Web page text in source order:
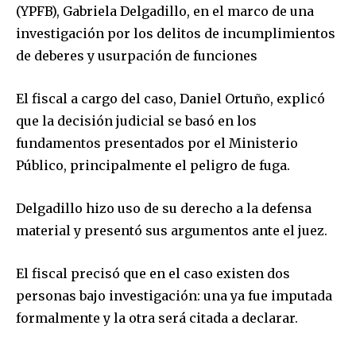
(YPFB), Gabriela Delgadillo, en el marco de una
investigación por los delitos de incumplimientos
de deberes y usurpación de funciones
El fiscal a cargo del caso, Daniel Ortuño, explicó
que la decisión judicial se basó en los
fundamentos presentados por el Ministerio
Público, principalmente el peligro de fuga.
Delgadillo hizo uso de su derecho a la defensa
material y presentó sus argumentos ante el juez.
El fiscal precisó que en el caso existen dos
personas bajo investigación: una ya fue imputada
formalmente y la otra será citada a declarar.